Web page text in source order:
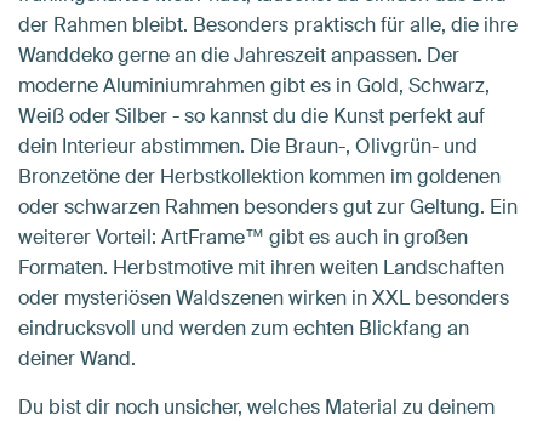
der Rahmen bleibt. Besonders praktisch für alle, die ihre
Wanddeko gerne an die Jahreszeit anpassen. Der
moderne Aluminiumrahmen gibt es in Gold, Schwarz,
Weiß oder Silber - so kannst du die Kunst perfekt auf
dein Interieur abstimmen. Die Braun-, Olivgrün- und
Bronzetöne der Herbstkollektion kommen im goldenen
oder schwarzen Rahmen besonders gut zur Geltung. Ein
weiterer Vorteil: ArtFrame™ gibt es auch in großen
Formaten. Herbstmotive mit ihren weiten Landschaften
oder mysteriösen Waldszenen wirken in XXL besonders
eindrucksvoll und werden zum echten Blickfang an
deiner Wand.
Du bist dir noch unsicher, welches Material zu deinem